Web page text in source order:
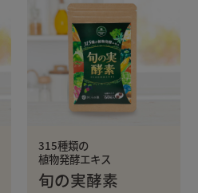
315種類の
植物発酵エキス
旬の実酵素